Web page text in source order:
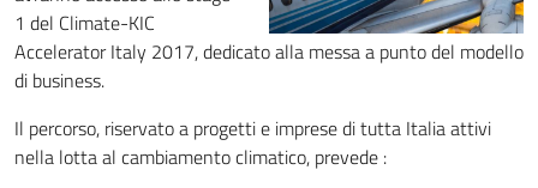
1 del Climate-KIC
Accelerator Italy 2017, dedicato alla messa a punto del modello
di business.
Il percorso, riservato a progetti e imprese di tutta Italia attivi
nella lotta al cambiamento climatico, prevede :